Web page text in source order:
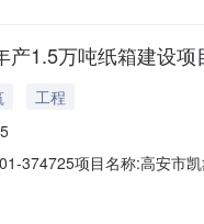
产1.5万吨纸箱建设项
工程
374725项目名称:高安市
土地60亩，建设新厂房面